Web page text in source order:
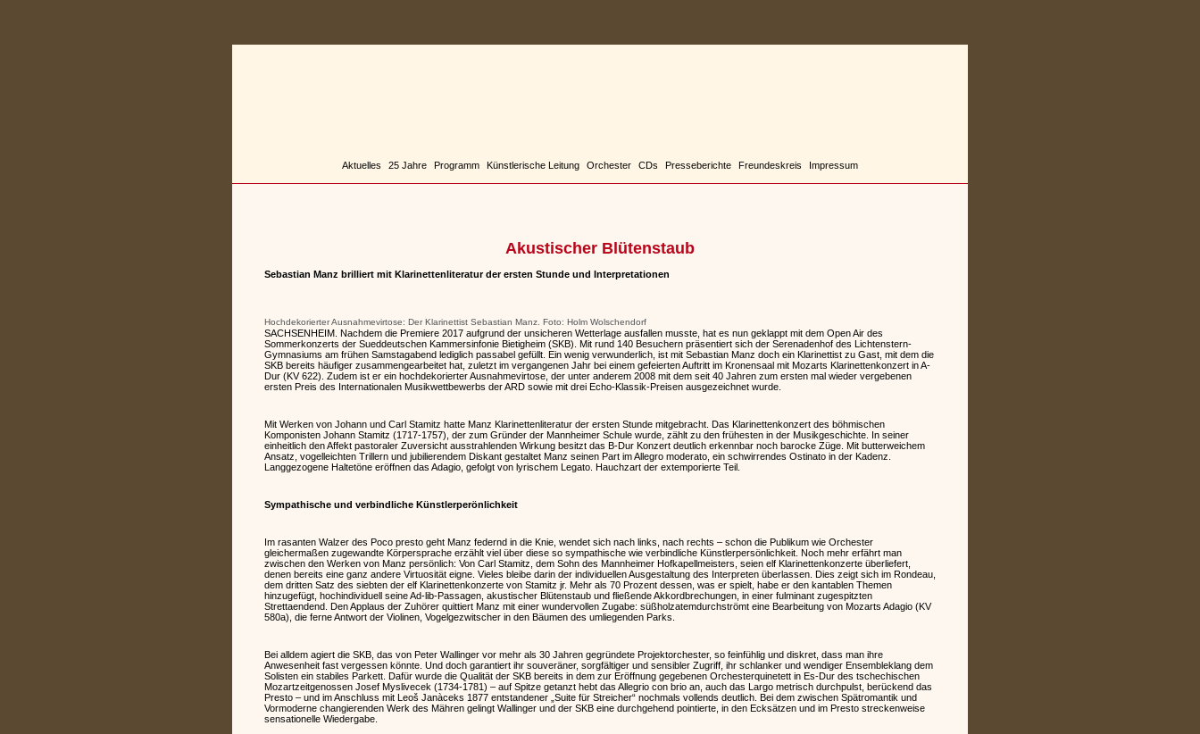
Aktuelles 25 Jahre Programm Künstlerische Leitung Orchester CDs Presseberichte Freundeskreis Impressum
Akustischer Blütenstaub
Sebastian Manz brilliert mit Klarinettenliteratur der ersten Stunde und Interpretationen
Hochdekorierter Ausnahmevirtose: Der Klarinettist Sebastian Manz. Foto: Holm Wolschendorf
SACHSENHEIM. Nachdem die Premiere 2017 aufgrund der unsicheren Wetterlage ausfallen musste, hat es nun geklappt mit dem Open Air des
Sommerkonzerts der Sueddeutschen Kammersinfonie Bietigheim (SKB). Mit rund 140 Besuchern präsentiert sich der Serenadenhof des Lichtenstern-
Gymnasiums am frühen Samstagabend lediglich passabel gefüllt. Ein wenig verwunderlich, ist mit Sebastian Manz doch ein Klarinettist zu Gast, mit dem die
SKB bereits häufiger zusammengearbeitet hat, zuletzt im vergangenen Jahr bei einem gefeierten Auftritt im Kronensaal mit Mozarts Klarinettenkonzert in A-
Dur (KV 622). Zudem ist er ein hochdekorierter Ausnahmevirtose, der unter anderem 2008 mit dem seit 40 Jahren zum ersten mal wieder vergebenen
ersten Preis des Internationalen Musikwettbewerbs der ARD sowie mit drei Echo-Klassik-Preisen ausgezeichnet wurde.
Mit Werken von Johann und Carl Stamitz hatte Manz Klarinettenliteratur der ersten Stunde mitgebracht. Das Klarinettenkonzert des böhmischen
Komponisten Johann Stamitz (1717-1757), der zum Gründer der Mannheimer Schule wurde, zählt zu den frühesten in der Musikgeschichte. In seiner
einheitlich den Affekt pastoraler Zuversicht ausstrahlenden Wirkung besitzt das B-Dur Konzert deutlich erkennbar noch barocke Züge. Mit butterweichem
Ansatz, vogelleichten Trillern und jubilierendem Diskant gestaltet Manz seinen Part im Allegro moderato, ein schwirrendes Ostinato in der Kadenz.
Langgezogene Haltetöne eröffnen das Adagio, gefolgt von lyrischem Legato. Hauchzart der extemporierte Teil.
Sympathische und verbindliche Künstlerperönlichkeit
Im rasanten Walzer des Poco presto geht Manz federnd in die Knie, wendet sich nach links, nach rechts – schon die Publikum wie Orchester
gleichermaßen zugewandte Körpersprache erzählt viel über diese so sympathische wie verbindliche Künstlerpersönlichkeit. Noch mehr erfährt man
zwischen den Werken von Manz persönlich: Von Carl Stamitz, dem Sohn des Mannheimer Hofkapellmeisters, seien elf Klarinettenkonzerte überliefert,
denen bereits eine ganz andere Virtuosität eigne. Vieles bleibe darin der individuellen Ausgestaltung des Interpreten überlassen. Dies zeigt sich im Rondeau,
dem dritten Satz des siebten der elf Klarinettenkonzerte von Stamitz jr. Mehr als 70 Prozent dessen, was er spielt, habe er den kantablen Themen
hinzugefügt, hochindividuell seine Ad-lib-Passagen, akustischer Blütenstaub und fließende Akkordbrechungen, in einer fulminant zugespitzten
Strettaendend. Den Applaus der Zuhörer quittiert Manz mit einer wundervollen Zugabe: süßholzatemdurchströmt eine Bearbeitung von Mozarts Adagio (KV
580a), die ferne Antwort der Violinen, Vogelgezwitscher in den Bäumen des umliegenden Parks.
Bei alldem agiert die SKB, das von Peter Wallinger vor mehr als 30 Jahren gegründete Projektorchester, so feinfühlig und diskret, dass man ihre
Anwesenheit fast vergessen könnte. Und doch garantiert ihr souveräner, sorgfältiger und sensibler Zugriff, ihr schlanker und wendiger Ensembleklang dem
Solisten ein stabiles Parkett. Dafür wurde die Qualität der SKB bereits in dem zur Eröffnung gegebenen Orchesterquinetett in Es-Dur des tschechischen
Mozartzeitgenossen Josef Myslivecek (1734-1781) – auf Spitze getanzt hebt das Allegrio con brio an, auch das Largo metrisch durchpulst, berückend das
Presto – und im Anschluss mit Leoš Janàceks 1877 entstandener „Suite für Streicher“ nochmals vollends deutlich. Bei dem zwischen Spätromantik und
Vormoderne changierenden Werk des Mähren gelingt Wallinger und der SKB eine durchgehend pointierte, in den Ecksätzen und im Presto streckenweise
sensationelle Wiedergabe.